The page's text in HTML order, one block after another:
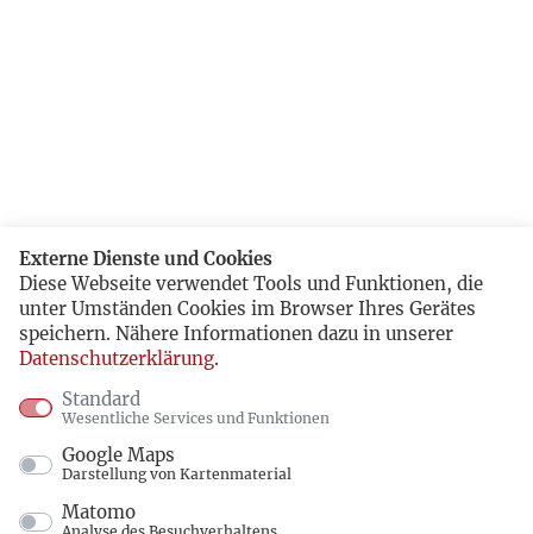
Externe Dienste und Cookies
Diese Webseite verwendet Tools und Funktionen, die
unter Umständen Cookies im Browser Ihres Gerätes
speichern. Nähere Informationen dazu in unserer
Datenschutzerklärung.
Standard
Wesentliche Services und Funktionen
Google Maps
Darstellung von Kartenmaterial
Matomo